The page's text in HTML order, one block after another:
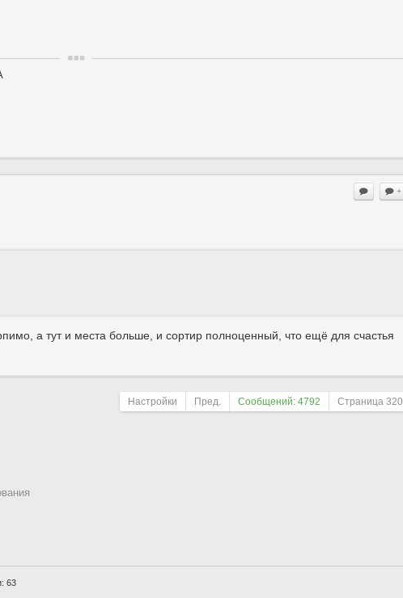
+
а тут и места больше, и сортир полноценный, что ещё для счастья
Настройки Пред. Сообщений: 4792 Страница 320
63